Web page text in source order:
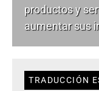
productos y
aumentar sus
TRADUCCIÓN